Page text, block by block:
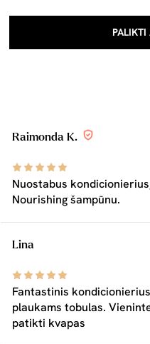
PALIKTI
Raimonda K.
Nuostabus
Nourishing šampūnu.
Lina
Fantastinis
plaukams tobulas.
patikti kvapas